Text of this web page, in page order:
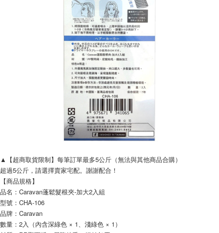
▲【超商取貨限制】每筆訂單最多5公斤（無法與其他商品合購）
超過5公斤，請選擇賣家宅配。謝謝配合！
【商品規格】
品名：Caravan蓬鬆髮根夾-加大2入組
型號：CHA-106
品牌：Caravan
數量：2入（內含深綠色 × 1、淺綠色 × 1）